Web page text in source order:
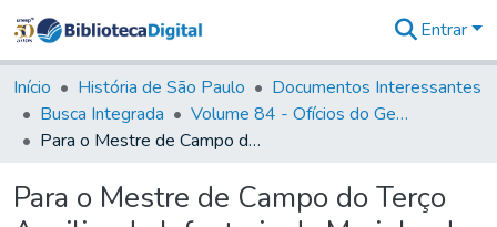
&
Coleções
Tudo na
Biblioteca
Estatísticas
Entrar
Início História de São Paulo
Documentos Interessantes
Busca Integrada
Volume 84 - Ofícios do General Martins Lopes de Saldanha (Governador da Capitania): 1782- 1786
Para o Mestre de Campo do Terço Auxiliar de Infantaria da Marinha de Santos, Fernando Leyte Guimarães passar revista ao todo Seu Terço.
Para o Mestre de Campo do Terço